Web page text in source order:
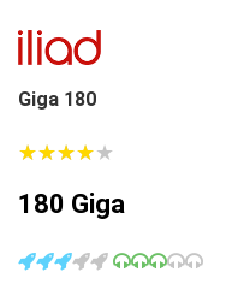
Giga 180
★★★★★
★★★★★
180 Giga